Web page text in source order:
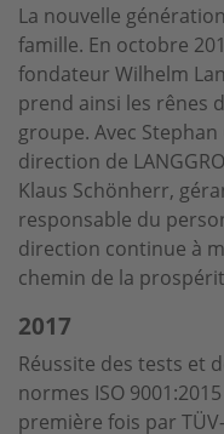
La nouvelle
famille. En octobre
fondateur Wilhelm
prend ainsi les rênes
groupe. Avec
direction de
Klaus Schönherr,
responsable du
direction continue à
chemin de la
2017
Réussite des tests et
normes ISO
première fois par